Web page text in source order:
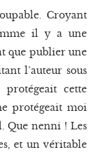
Croyant
il y a une
que publier une
l’auteur sous
cette
protégeait moi
Que nenni ! Les
et un véritable